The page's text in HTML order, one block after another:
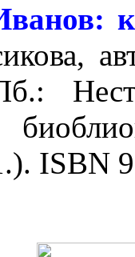
ISBN